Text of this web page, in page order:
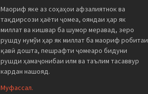
Маориф яке аз соҳаҳои афзалиятнок ва
тақдирсози ҳаёти ҷомеа, ояндаи ҳар як
миллат ва кишвар ба шумор меравад, зеро
рушду нумўи ҳар як миллат ба маориф робитаи
қавӣ дошта, пешрафти ҷомеаро бидуни
рушди ҳамаҷонибаи илм ва таълим тасаввур
кардан нашояд.
Муфассал.